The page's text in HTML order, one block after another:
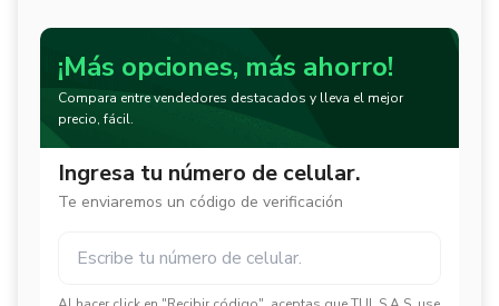
¡Más opciones, más ahorro!
Compara entre vendedores destacados y lleva el mejor
precio, fácil.
Ingresa tu número de celular.
Te enviaremos un código de verificación